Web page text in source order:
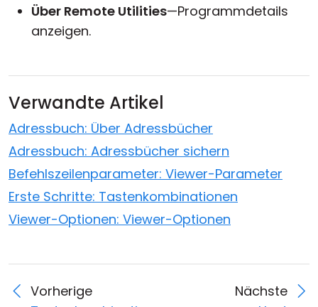
Über Remote Utilities—Programmdetails
anzeigen.
Verwandte Artikel
Adressbuch: Über Adressbücher
Adressbuch: Adressbücher sichern
Befehlszeilenparameter: Viewer-Parameter
Erste Schritte: Tastenkombinationen
Viewer-Optionen: Viewer-Optionen
Vorherige
Nächste